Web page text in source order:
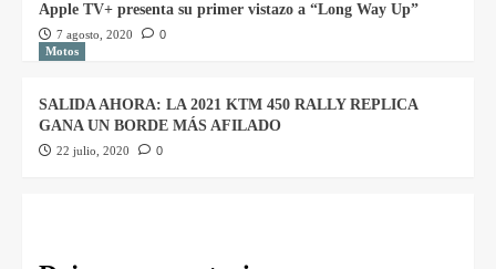
Apple TV+ presenta su primer vistazo a “Long Way Up”
7 agosto, 2020
0
Motos
SALIDA AHORA: LA 2021 KTM 450 RALLY REPLICA
GANA UN BORDE MÁS AFILADO
22 julio, 2020 0